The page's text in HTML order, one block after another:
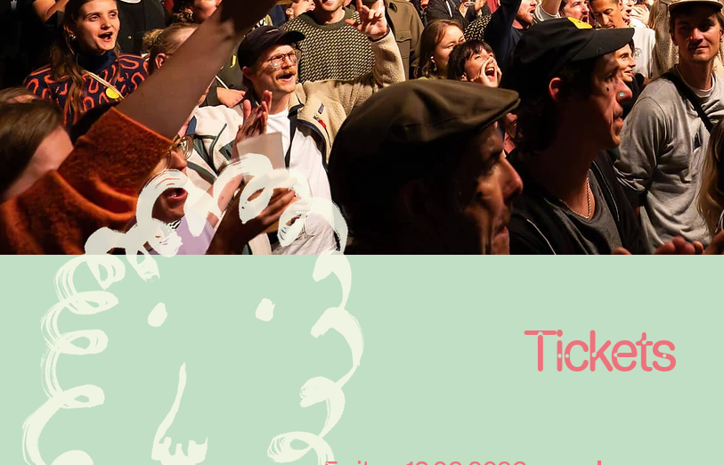
Tickets